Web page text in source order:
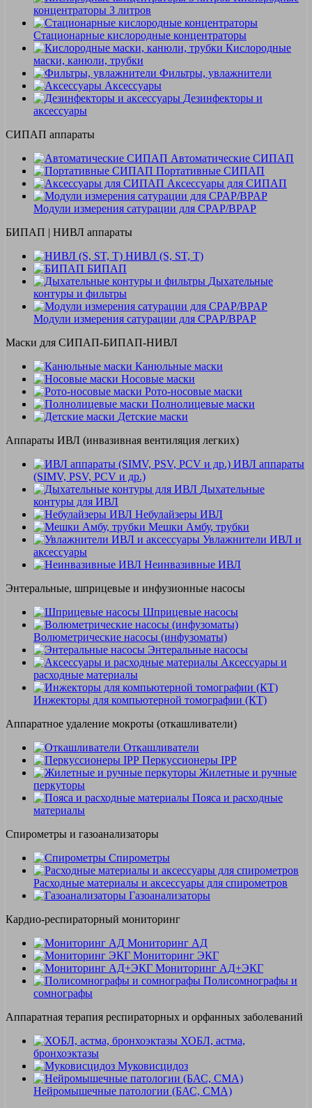
концентраторы 3 литров
Стационарные кислородные концентраторы
Кислородные
маски, канюли, трубки
Фильтры, увлажнители
Аксессуары
Дезинфекторы и
аксессуары
СИПАП аппараты
Автоматические СИПАП
Портативные СИПАП
Аксессуары для СИПАП
Модули измерения сатурации для CPAP/BPAP
БИПАП | НИВЛ аппараты
НИВЛ (S, ST, T)
БИПАП
Дыхательные
контуры и фильтры
Модули измерения сатурации для CPAP/BPAP
Маски для СИПАП-БИПАП-НИВЛ
Канюльные маски
Носовые маски
Рото-носовые маски
Полнолицевые маски
Детские маски
Аппараты ИВЛ (инвазивная вентиляция легких)
ИВЛ аппараты
(SIMV, PSV, PCV и др.)
Дыхательные
контуры для ИВЛ
Небулайзеры ИВЛ
Мешки Амбу, трубки
Увлажнители ИВЛ и
аксессуары
Неинвазивные ИВЛ
Энтеральные, шприцевые и инфузионные насосы
Шприцевые насосы
Волюметрические насосы (инфузоматы)
Энтеральные насосы
Аксессуары и
расходные материалы
Инжекторы для компьютерной томографии (КТ)
Аппаратное удаление мокроты (откашливатели)
Откашливатели
Перкуссионеры IPP
Жилетные и ручные
перкуторы
Пояса и расходные
материалы
Спирометры и газоанализаторы
Спирометры
Расходные материалы и аксессуары для спирометров
Газоанализаторы
Кардио-респираторный мониторинг
Мониторинг АД
Мониторинг ЭКГ
Мониторинг АД+ЭКГ
Полисомнографы и
сомнографы
Аппаратная терапия респираторных и орфанных заболеваний
ХОБЛ, астма,
бронхоэктазы
Муковисцидоз
Нейромышечные патологии (БАС, СМА)